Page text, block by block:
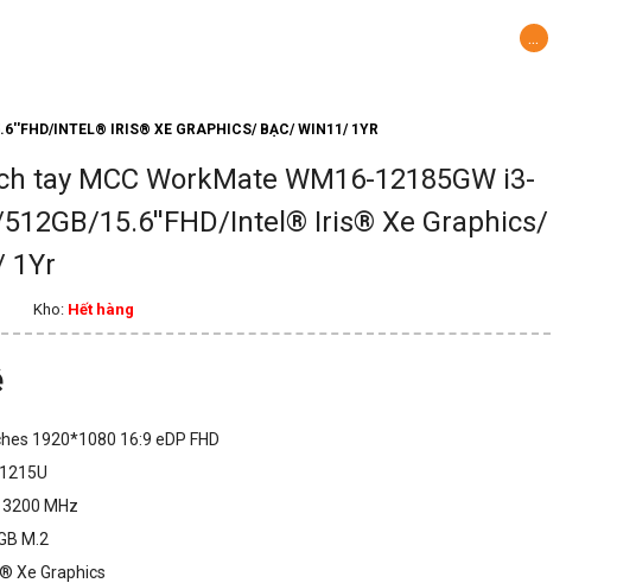
...
INTEL® IRIS® XE GRAPHICS/ BẠC/ WIN11/ 1YR
tay MCC WorkMate WM16-12185GW i3-
15.6''FHD/Intel® Iris® Xe Graphics/
1Yr
Kho: Hết hàng
1920*1080 16:9 eDP FHD
3200 MHz
M.2
Xe Graphics